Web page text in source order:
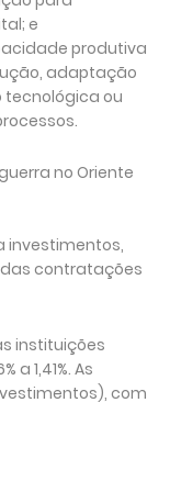
e
produtiva
adaptação
tecnológica ou
investimentos,
das contratações
instituições
1,41%. As
com